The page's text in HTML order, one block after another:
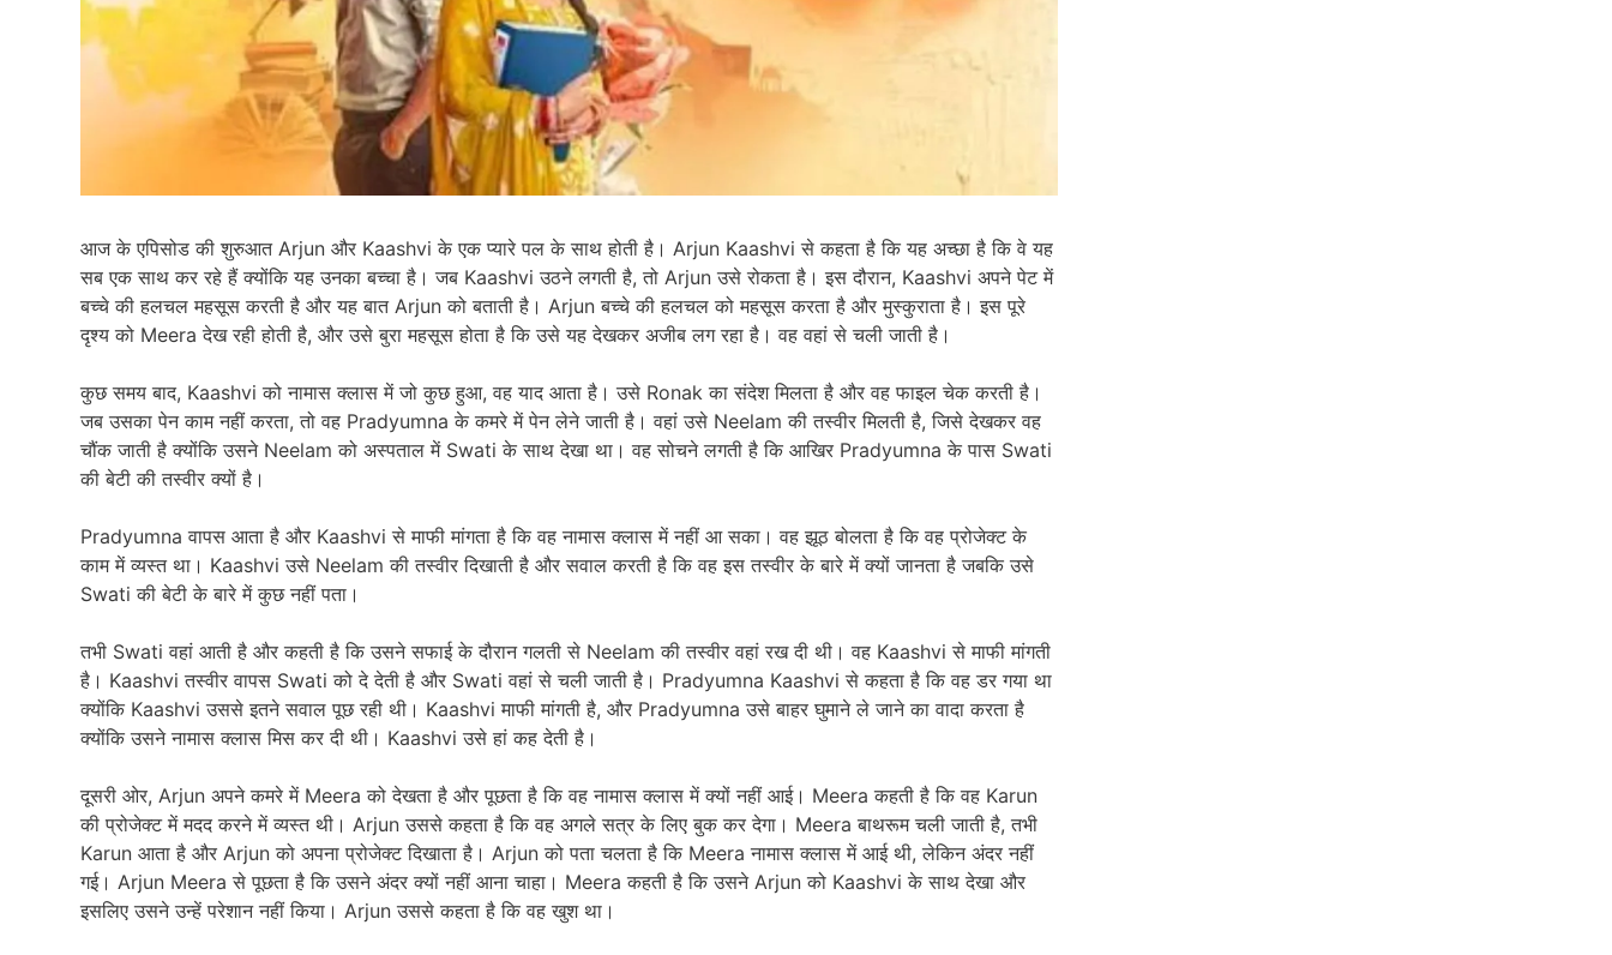
आज के एपिसोड की शुरुआत Arjun और Kaashvi के एक प्यारे पल के साथ होती है। Arjun Kaashvi से कहता है कि यह अच्छा है कि वे यह
सब एक साथ कर रहे हैं क्योंकि यह उनका बच्चा है। जब Kaashvi उठने लगती है, तो Arjun उसे रोकता है। इस दौरान, Kaashvi अपने पेट में
बच्चे की हलचल महसूस करती है और यह बात Arjun को बताती है। Arjun बच्चे की हलचल को महसूस करता है और मुस्कुराता है। इस पूरे
दृश्य को Meera देख रही होती है, और उसे बुरा महसूस होता है कि उसे यह देखकर अजीब लग रहा है। वह वहां से चली जाती है।
कुछ समय बाद, Kaashvi को नामास क्लास में जो कुछ हुआ, वह याद आता है। उसे Ronak का संदेश मिलता है और वह फाइल चेक करती है।
जब उसका पेन काम नहीं करता, तो वह Pradyumna के कमरे में पेन लेने जाती है। वहां उसे Neelam की तस्वीर मिलती है, जिसे देखकर वह
चौंक जाती है क्योंकि उसने Neelam को अस्पताल में Swati के साथ देखा था। वह सोचने लगती है कि आखिर Pradyumna के पास Swati
की बेटी की तस्वीर क्यों है।
Pradyumna वापस आता है और Kaashvi से माफी मांगता है कि वह नामास क्लास में नहीं आ सका। वह झूठ बोलता है कि वह प्रोजेक्ट के
काम में व्यस्त था। Kaashvi उसे Neelam की तस्वीर दिखाती है और सवाल करती है कि वह इस तस्वीर के बारे में क्यों जानता है जबकि उसे
Swati की बेटी के बारे में कुछ नहीं पता।
तभी Swati वहां आती है और कहती है कि उसने सफाई के दौरान गलती से Neelam की तस्वीर वहां रख दी थी। वह Kaashvi से माफी मांगती
है। Kaashvi तस्वीर वापस Swati को दे देती है और Swati वहां से चली जाती है। Pradyumna Kaashvi से कहता है कि वह डर गया था
क्योंकि Kaashvi उससे इतने सवाल पूछ रही थी। Kaashvi माफी मांगती है, और Pradyumna उसे बाहर घुमाने ले जाने का वादा करता है
क्योंकि उसने नामास क्लास मिस कर दी थी। Kaashvi उसे हां कह देती है।
दूसरी ओर, Arjun अपने कमरे में Meera को देखता है और पूछता है कि वह नामास क्लास में क्यों नहीं आई। Meera कहती है कि वह Karun
की प्रोजेक्ट में मदद करने में व्यस्त थी। Arjun उससे कहता है कि वह अगले सत्र के लिए बुक कर देगा। Meera बाथरूम चली जाती है, तभी
Karun आता है और Arjun को अपना प्रोजेक्ट दिखाता है। Arjun को पता चलता है कि Meera नामास क्लास में आई थी, लेकिन अंदर नहीं
गई। Arjun Meera से पूछता है कि उसने अंदर क्यों नहीं आना चाहा। Meera कहती है कि उसने Arjun को Kaashvi के साथ देखा और
इसलिए उसने उन्हें परेशान नहीं किया। Arjun उससे कहता है कि वह खुश था।